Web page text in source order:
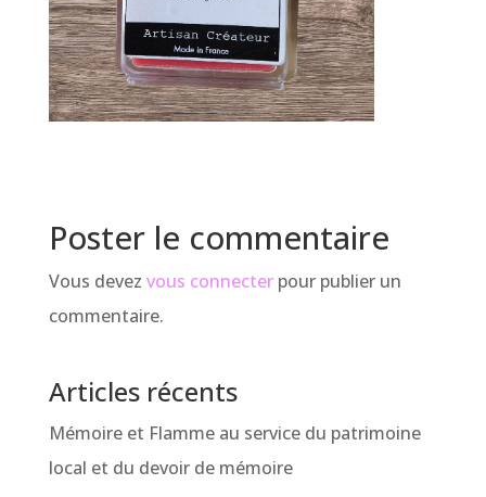
Poster le commentaire
Vous devez vous connecterpour publier un
commentaire.
Articles récents
Mémoire et Flamme au service du patrimoine
local et du devoir de mémoire